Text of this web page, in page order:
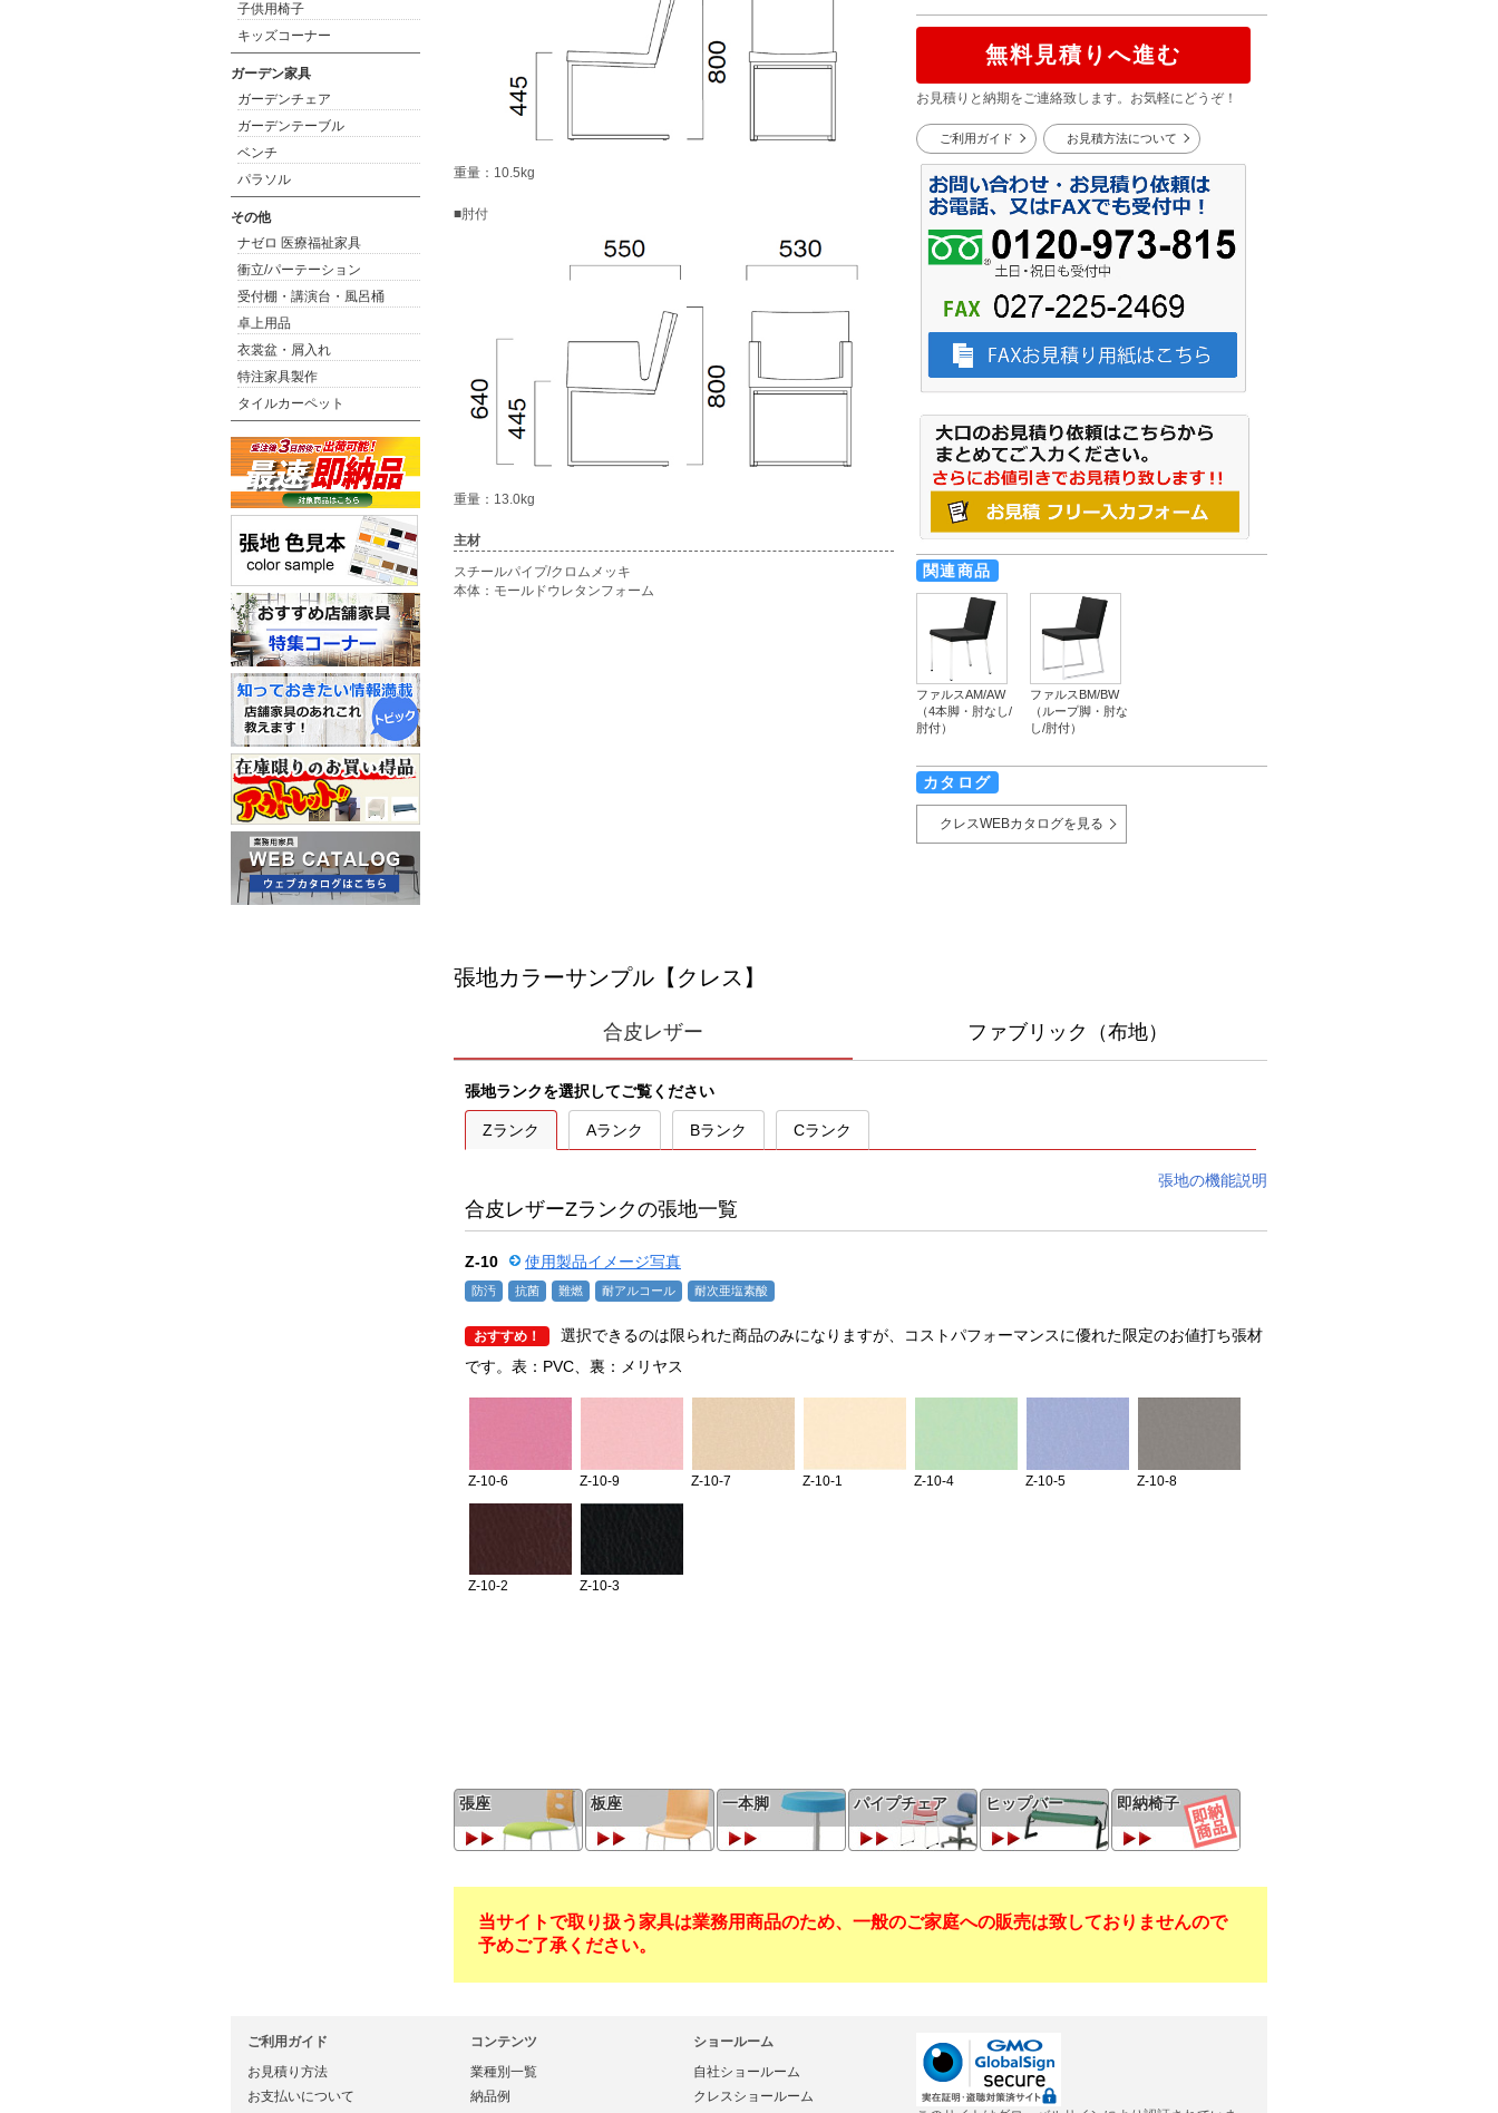
重量：10.5kg
■肘付
重量：13.0kg
主材
スチールパイプ/クロムメッキ
本体：モールドウレタンフォーム
無料見積りへ進む
お見積りと納期をご連絡致します。お気軽にどうぞ！
ご利用ガイド お見積方法について
関連商品
ファルスAM/AW
（4本脚・肘なし/
肘付）
ファルスBM/BW
（ループ脚・肘な
し/肘付）
カタログ
クレスWEBカタログを見る
張座 板座 一本脚 パイプチェア ヒップバー 即納椅子
当サイトで取り扱う家具は業務用商品のため、一般のご家庭への販売は致しておりませんので
予めご了承ください。
子供用椅子
キッズコーナー
ガーデン家具
ガーデンチェア
ガーデンテーブル
ベンチ
パラソル
その他
ナゼロ 医療福祉家具
衝立/パーテーション
受付棚・講演台・風呂桶
卓上用品
衣裳盆・屑入れ
特注家具製作
タイルカーペット
ご利用ガイド
お見積り方法
お支払いについて
コンテンツ
業種別一覧
納品例
ショールーム
自社ショールーム
クレスショールーム